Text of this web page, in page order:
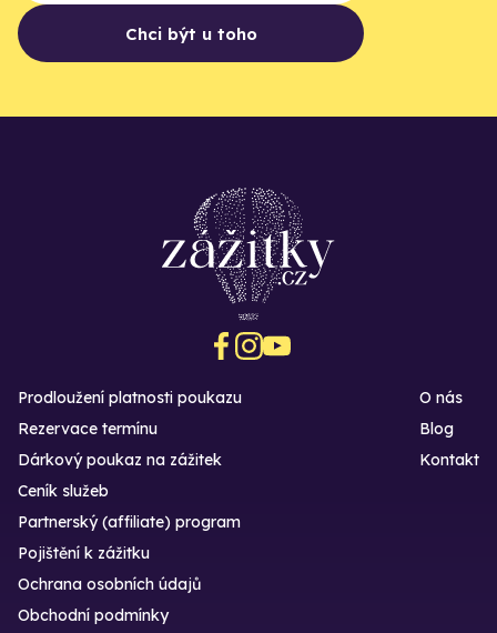
Chci být u toho
Prodloužení platnosti poukazu
Rezervace termínu
Dárkový poukaz na zážitek
O nás
Blog
Kontakt
Ceník služeb
Partnerský (affiliate) program
Pojištění k zážitku
Ochrana osobních údajů
Obchodní podmínky